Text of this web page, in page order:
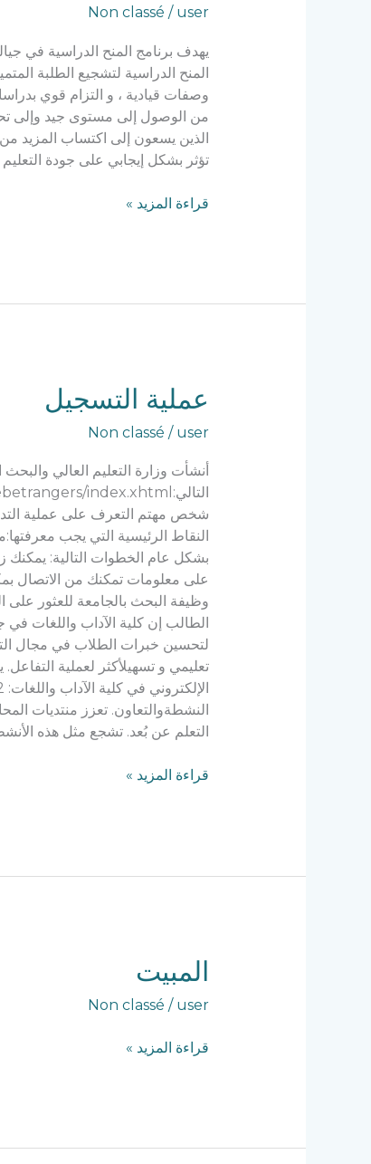
Non classé / user
يهدف برنامج المنح الدراسية في
المنح الدراسية لتشجيع الطلبة
وصفات قيادية ، و التزام قوي
من الوصول إلى مستوى جيد وإلى
الذين يسعون إلى اكتساب المزيد
تؤثر بشكل إيجابي على جودة
قراءة المزيد »
عملية التسجيل
Non classé / user
شخص مهتم التعرف على عملية
النقاط الرئيسية التي يجب
بشكل عام الخطوات التالية: يمكنك
وظيفة البحث بالجامعة للعثور على
الطالب إن كلية الآداب واللغات في
النشطةوالتعاون. تعزز منتديات
التعلم عن بُعد. تشجع مثل هذه
عملية
التسجيل
قراءة المزيد »
المبيت
Non classé / user
المبيت
قراءة المزيد »